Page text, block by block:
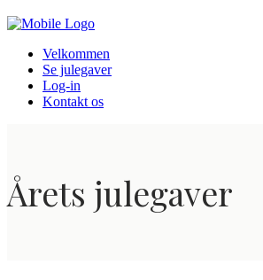
Velkommen
Se julegaver
Log-in
Kontakt os
Årets julegaver